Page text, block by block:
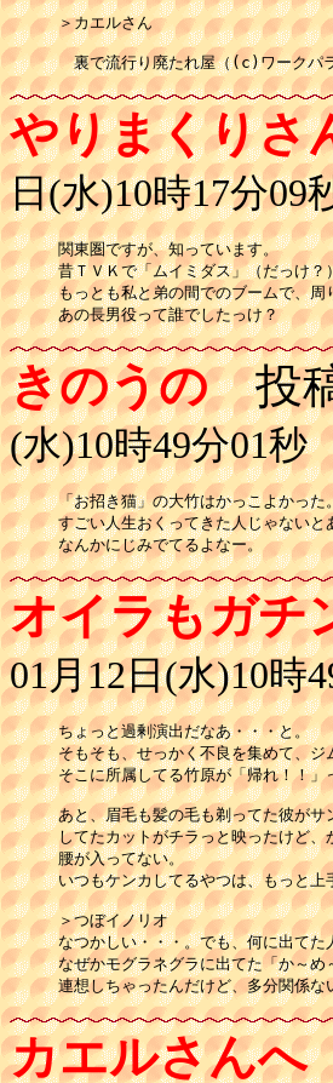
＞カエルさん
裏で流行り廃たれ屋（(c)ワークパ
やりまくりさ
日(水)10時17分09
関東圏ですが、知っています。
昔ＴＶＫで「ムイミダス」（だっけ？
もっとも私と弟の間でのブームで、
あの長男役って誰でしたっけ？
きのうの投
(水)10時49分01秒
「お招き猫」の大竹はかっこよかった
すごい人生おくってきた人じゃない
なんかにじみでてるよなー。
オイラもガチ
01月12日(水)10時
ちょっと過剰演出だなあ・・・と。
そもそも、せっかく不良を集めて、
そこに所属してる竹原が「帰れ！！
あと、眉毛も髪の毛も剃ってた彼がサ
してたカットがチラっと映ったけど
腰が入ってない。
いつもケンカしてるやつは、もっと
＞つぼイノリオ
なつかしい・・・。でも、何に出て
なぜかモグラネグラに出てた「か～
連想しちゃったんだけど、多分関係な
カエルさんへ